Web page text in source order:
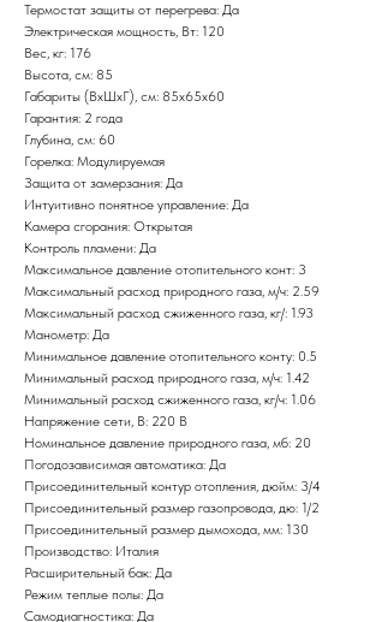
Термостат защиты от перегрева: Да
Электрическая мощность, Вт: 120
Вес, кг: 176
Высота, см: 85
Габариты (ВхШхГ), см: 85х65х60
Гарантия: 2 года
Глубина, см: 60
Горелка: Модулируемая
Защита от замерзания: Да
Интуитивно понятное управление: Да
Камера сгорания: Открытая
Контроль пламени: Да
Максимальное давление отопительного конт: 3
Максимальный расход природного газа, м/ч: 2.59
Максимальный расход сжиженного газа, кг/: 1.93
Манометр: Да
Минимальное давление отопительного конту: 0.5
Минимальный расход природного газа, м/ч: 1.42
Минимальный расход сжиженного газа, кг/ч: 1.06
Напряжение сети, В: 220 В
Номинальное давление природного газа, мб: 20
Погодозависимая автоматика: Да
Присоединительный контур отопления, дюйм: 3/4
Присоединительный размер газопровода, дю: 1/2
Присоединительный размер дымохода, мм: 130
Производство: Италия
Расширительный бак: Да
Режим теплые полы: Да
Самодиагностика: Да